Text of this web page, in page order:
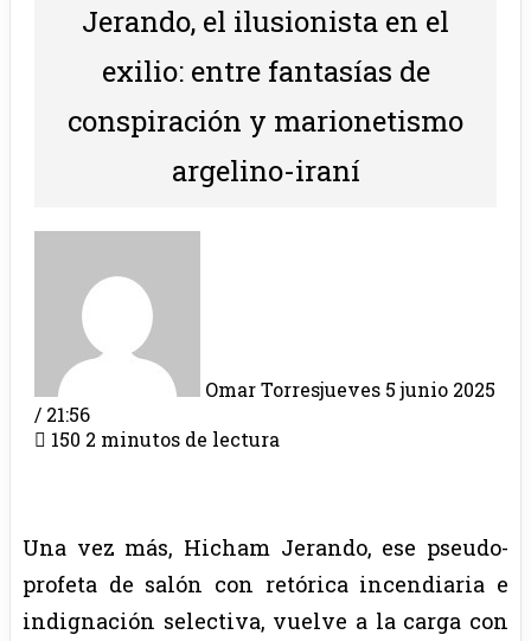
Jerando, el ilusionista en el
exilio: entre fantasías de
conspiración y marionetismo
argelino-iraní
Omar Torresjueves 5 junio 2025
/ 21:56
150 2 minutos de lectura
Una vez más, Hicham Jerando, ese pseudo-
profeta de salón con retórica incendiaria e
indignación selectiva, vuelve a la carga con